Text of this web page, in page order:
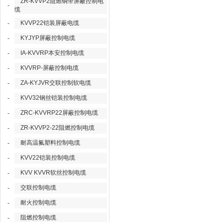
-
缆
-
KVVP22铠装屏蔽电缆
- KYJYP屏蔽控制电缆
- IA-KVVRP本安控制电缆
- KVVRP-屏蔽控制电缆
- ZA-KYJVR交联控制软电缆
- KVV32钢丝铠装控制电缆
- ZRC-KVVRP22屏蔽控制电缆
- ZR-KVVP2-22阻燃控制电缆
- 耐高温氟塑料控制电缆
- KVV22铠装控制电缆
- KVV KVVR软丝控制电缆
- 交联控制电缆
- 耐火控制电缆
- 阻燃控制电缆